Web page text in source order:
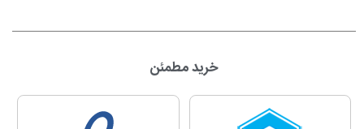
خرید مطمئن